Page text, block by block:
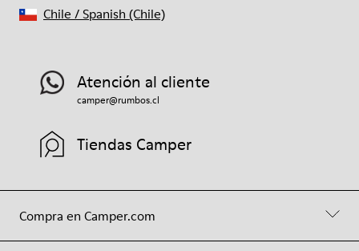
Compra en Camper.com
Atención al cliente
camper@rumbos.cl
Tiendas Camper
Chile /Spanish (Chile)